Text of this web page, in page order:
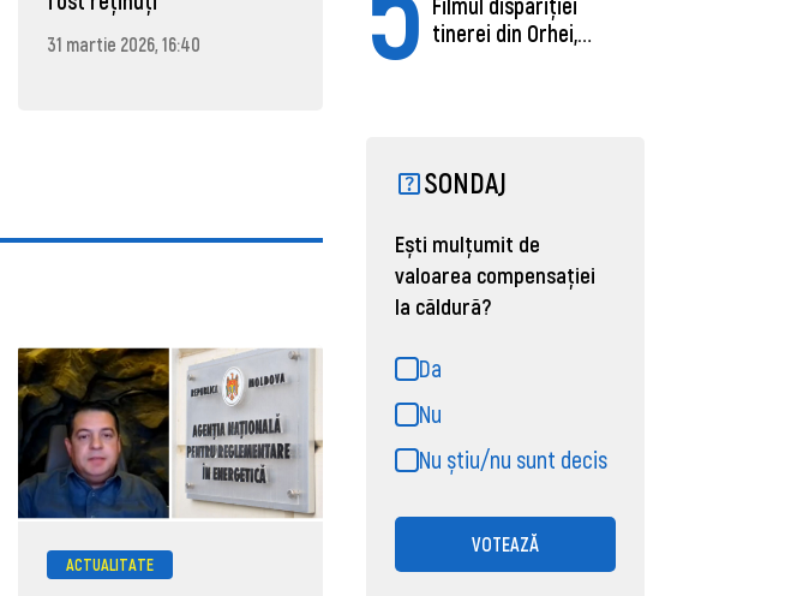
31 martie 2026, 16:40
ACTUALITATE
Filmul dispariției
tinerei din Orhei,
SONDAJ
Ești mulțumit de
valoarea compensației
la căldură?
Da
Nu
Nu știu/nu sunt decis
VOTEAZĂ